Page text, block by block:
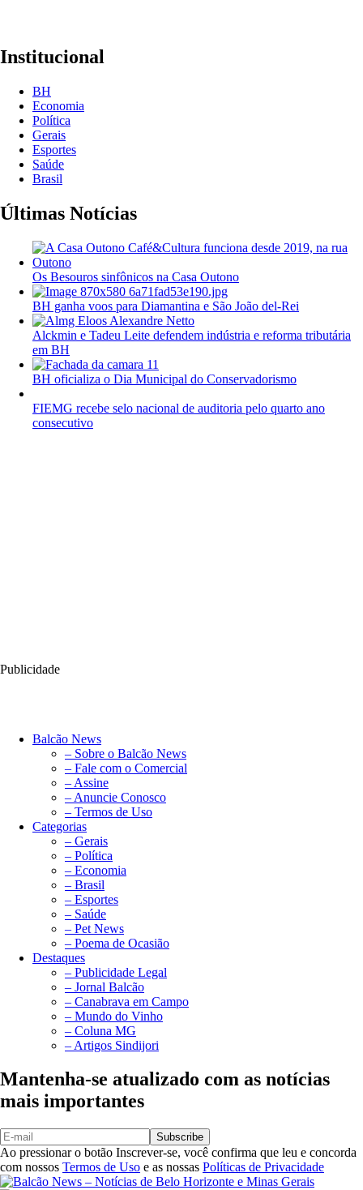
Institucional
BH
Economia
Política
Gerais
Esportes
Saúde
Brasil
Últimas Notícias
Os Besouros sinfônicos na Casa Outono
BH ganha voos para Diamantina e São João del-Rei
Alckmin e Tadeu Leite defendem indústria e reforma tributária
em BH
BH oficializa o Dia Municipal do Conservadorismo
FIEMG recebe selo nacional de auditoria pelo quarto ano
consecutivo
Publicidade
Balcão News
– Sobre o Balcão News
– Fale com o Comercial
– Assine
– Anuncie Conosco
– Termos de Uso
Categorias
– Gerais
– Política
– Economia
– Brasil
– Esportes
– Saúde
– Pet News
– Poema de Ocasião
Destaques
– Publicidade Legal
– Jornal Balcão
– Canabrava em Campo
– Mundo do Vinho
– Coluna MG
– Artigos Sindijori
Mantenha-se atualizado com as notícias
mais importantes
Subscribe
Ao pressionar o botão Inscrever-se, você confirma que leu e concorda
com nossos Termos de Uso e as nossas Políticas de Privacidade